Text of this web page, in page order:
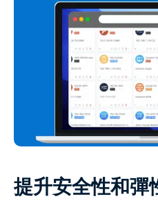
提升安全性和彈